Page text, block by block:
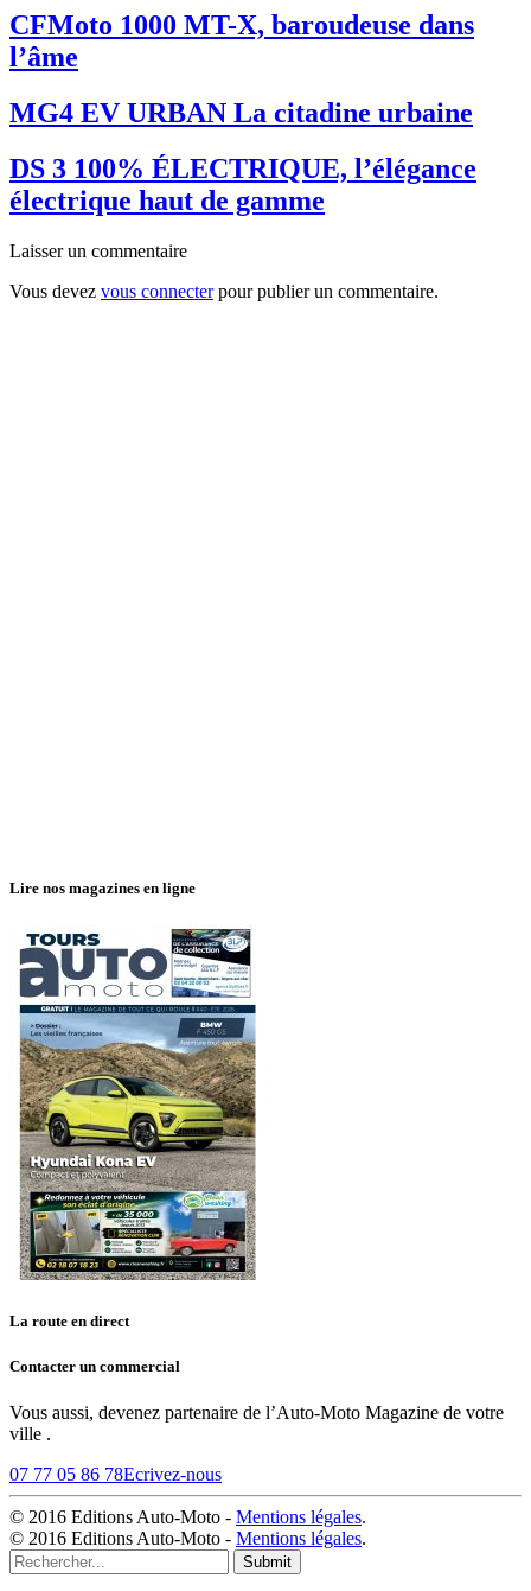
CFMoto 1000 MT-X, baroudeuse dans
l’âme
MG4 EV URBAN La citadine urbaine
DS 3 100% ÉLECTRIQUE, l’élégance
électrique haut de gamme
Laisser un commentaire
Vous devez vous connecterpour publier un commentaire.
Lire nos magazines en ligne
La route en direct
Contacter un commercial
Vous aussi, devenez partenaire de l’Auto-Moto Magazine de votre
ville .
07 77 05 86 78Ecrivez-nous
© 2016 Editions Auto-Moto - Mentions légales.
© 2016 Editions Auto-Moto - Mentions légales.
Submit